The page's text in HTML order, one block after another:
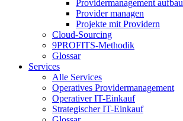
Providermanagement
Provider managen
Projekte mit Providern
Cloud-Sourcing
9PROFITS-Methodik
Glossar
Services
Alle Services
Operatives Providermanagement
Operativer IT-Einkauf
Strategischer IT-Einkauf